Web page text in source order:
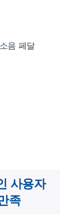
음 페달
사용자
족